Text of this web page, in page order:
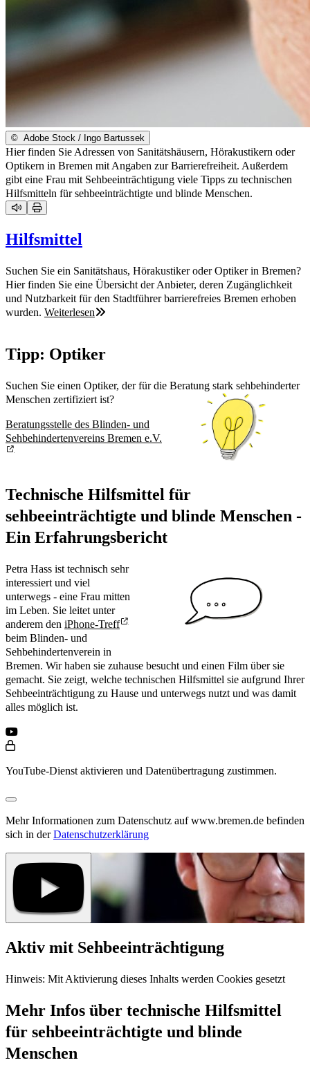
© Adobe Stock / Ingo Bartussek
Hier finden Sie Adressen von Sanitätshäusern, Hörakustikern oder
Optikern in Bremen mit Angaben zur Barrierefreiheit. Außerdem
gibt eine Frau mit Sehbeeinträchtigung viele Tipps zu technischen
Hilfsmitteln für sehbeeinträchtigte und blinde Menschen.
Hilfsmittel
Suchen Sie ein Sanitätshaus, Hörakustiker oder Optiker in Bremen?
Hier finden Sie eine Übersicht der Anbieter, deren Zugänglichkeit
und Nutzbarkeit für den Stadtführer barrierefreies Bremen erhoben
wurden. Weiterlesen
Tipp: Optiker
Suchen Sie einen Optiker, der für die Beratung stark sehbehinderter
Menschen zertifiziert ist?
Beratungsstelle des Blinden- und
Sehbehindertenvereins Bremen e.V.
Technische Hilfsmittel für
sehbeeinträchtigte und blinde Menschen -
Ein Erfahrungsbericht
Petra Hass ist technisch sehr
interessiert und viel
unterwegs - eine Frau mitten
im Leben. Sie leitet unter
anderem den iPhone-Treff
beim Blinden- und
Sehbehindertenverein in
Bremen. Wir haben sie zuhause besucht und einen Film über sie
gemacht. Sie zeigt, welche technischen Hilfsmittel sie aufgrund Ihrer
Sehbeeinträchtigung zu Hause und unterwegs nutzt und was damit
alles möglich ist.
YouTube-Dienst aktivieren und Datenübertragung zustimmen.
Mehr Informationen zum Datenschutz auf www.bremen.de befinden
sich in derDatenschutzerklärung
Aktiv mit Sehbeeinträchtigung
Hinweis: Mit Aktivierung dieses Inhalts werden Cookies gesetzt
Mehr Infos über technische Hilfsmittel
für sehbeeinträchtigte und blinde
Menschen